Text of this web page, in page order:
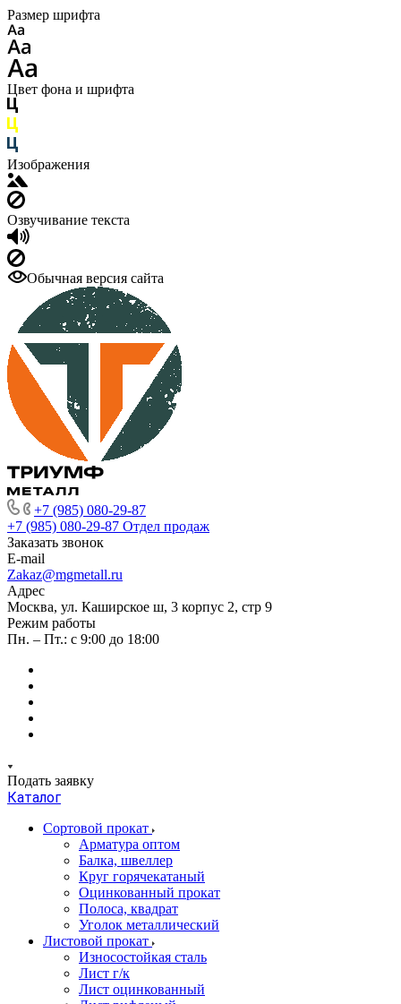
Размер шрифта
Цвет фона и шрифта
Изображения
Озвучивание текста
Обычная версия сайта
+7 (985) 080-29-87
+7 (985) 080-29-87 Отдел продаж
Заказать звонок
E-mail
Zakaz@mgmetall.ru
Адрес
Москва, ул. Каширское ш, 3 корпус 2, стр 9
Режим работы
Пн. – Пт.: с 9:00 до 18:00
Подать заявку
Каталог
Сортовой прокат
Арматура оптом
Балка, швеллер
Круг горячекатаный
Оцинкованный прокат
Полоса, квадрат
Уголок металлический
Листовой прокат
Износостойкая сталь
Лист г/к
Лист оцинкованный